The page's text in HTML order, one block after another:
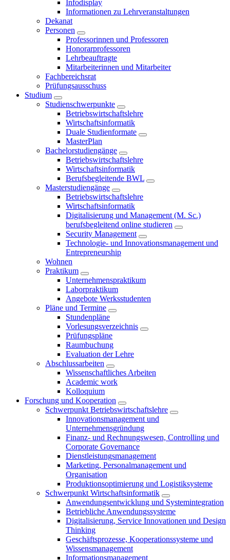
Infodisplay
Informationen zu Lehrveranstaltungen
Dekanat
Personen
Professorinnen und Professoren
Honorarprofessoren
Lehrbeauftragte
Mitarbeiterinnen und Mitarbeiter
Fachbereichsrat
Prüfungsausschuss
Studium
Studienschwerpunkte
Betriebswirtschaftslehre
Wirtschaftsinformatik
Duale Studienformate
MasterPlan
Bachelorstudiengänge
Betriebswirtschaftslehre
Wirtschaftsinformatik
Berufsbegleitende BWL
Masterstudiengänge
Betriebswirtschaftslehre
Wirtschaftsinformatik
Digitalisierung und Management (M. Sc.)
berufsbegleitend online studieren
Security Management
Technologie- und Innovationsmanagement und
Entrepreneurship
Wohnen
Praktikum
Unternehmenspraktikum
Laborpraktikum
Angebote Werksstudenten
Pläne und Termine
Stundenpläne
Vorlesungsverzeichnis
Prüfungspläne
Raumbuchung
Evaluation der Lehre
Abschlussarbeiten
Wissenschaftliches Arbeiten
Academic work
Kolloquium
Forschung und Kooperation
Schwerpunkt Betriebswirtschaftslehre
Innovationsmanagement und
Unternehmensgründung
Finanz- und Rechnungswesen, Controlling und
Corporate Governance
Dienstleistungsmanagement
Marketing, Personalmanagement und
Organisation
Produktionsoptimierung und Logistiksysteme
Schwerpunkt Wirtschaftsinformatik
Anwendungsentwicklung und Systemintegration
Betriebliche Anwendungssysteme
Digitalisierung, Service Innovationen und Design
Thinking
Geschäftsprozesse, Kooperationssysteme und
Wissensmanagement
Informationsmanagement